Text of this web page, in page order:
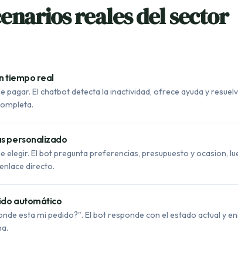
reales del sector
tiempo real
pagar. El chatbot detecta la inactividad, ofrece ayuda y
personalizado
elegir. El bot pregunta preferencias, presupuesto y ocasion,
directo.
automático
esta mi pedido?". El bot responde con el estado actual y